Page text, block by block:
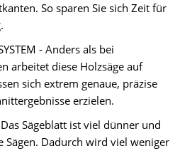
So sparen Sie sich Zeit für
- Anders als bei
arbeitet diese Holzsäge auf
sich extrem genaue, präzise
erzielen.
Das Sägeblatt ist viel dünner und
Sägen. Dadurch wird viel weniger